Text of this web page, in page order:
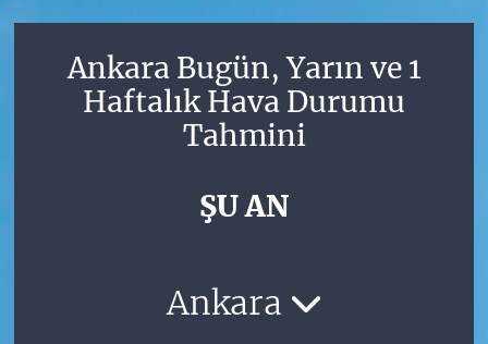
Ankara Bugün, Yarın ve 1
Haftalık Hava Durumu
Tahmini
ŞU AN
Ankara
Süper Lig Puan Durumu ve Fikstür
Tüm Manşetler
Son Dakika Haberleri